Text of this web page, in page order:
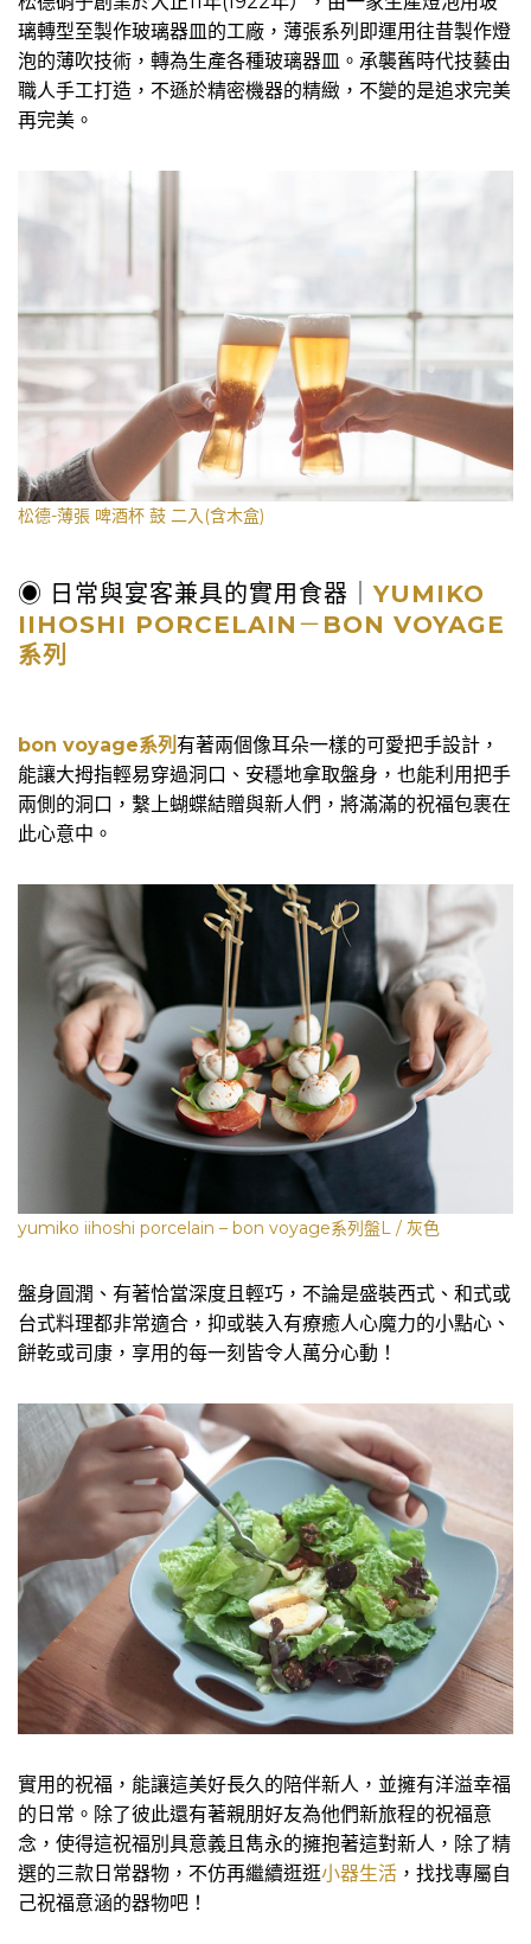
璃轉型至製作玻璃器皿的工廠，薄張系列即運用往昔製作燈
泡的薄吹技術，轉為生產各種玻璃器皿。承襲舊時代技藝由
職人手工打造，不遜於精密機器的精緻，不變的是追求完美
再完美。
松德-薄張 啤酒杯 鼓 二入(含木盒)
◉ 日常與宴客兼具的實用食器｜YUMIKO
IIHOSHI PORCELAIN － BON VOYAGE
系列
bon voyage系列 有著兩個像耳朵一樣的可愛把手設計，
能讓大拇指輕易穿過洞口、安穩地拿取盤身，也能利用把手
兩側的洞口，繫上蝴蝶結贈與新人們，將滿滿的祝福包裹在
此心意中。
yumiko iihoshi porcelain – bon voyage系列盤L / 灰色
盤身圓潤、有著恰當深度且輕巧，不論是盛裝西式、和式或
台式料理都非常適合，抑或裝入有療癒人心魔力的小點心、
餅乾或司康，享用的每一刻皆令人萬分心動！
實用的祝福，能讓這美好長久的陪伴新人，並擁有洋溢幸福
的日常。除了彼此還有著親朋好友為他們新旅程的祝福意
念，使得這祝福別具意義且雋永的擁抱著這對新人，除了精
選的三款日常器物，不仿再繼續逛逛小器生活 ，找找專屬自
己祝福意涵的器物吧！